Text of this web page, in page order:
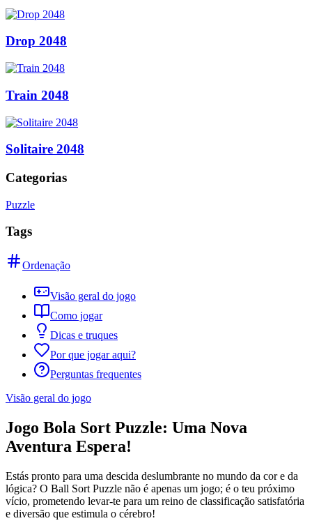
Drop 2048
Train 2048
Solitaire 2048
Categorias
Puzzle
Tags
Ordenação
Visão geral do jogo
Como jogar
Dicas e truques
Por que jogar aqui?
Perguntas frequentes
Visão geral do jogo
Jogo Bola Sort Puzzle: Uma Nova
Aventura Espera!
Estás pronto para uma descida deslumbrante no mundo da cor e da
lógica? O Ball Sort Puzzle não é apenas um jogo; é o teu próximo
vício, prometendo levar-te para um reino de classificação satisfatória
e diversão que estimula o cérebro!